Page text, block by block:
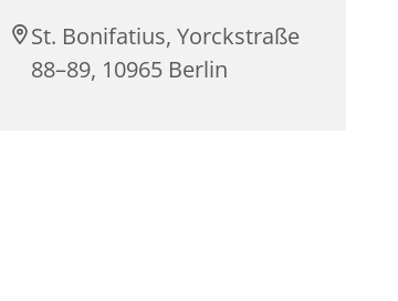
St. Bonifatius, Yorckstraße
88–89, 10965 Berlin